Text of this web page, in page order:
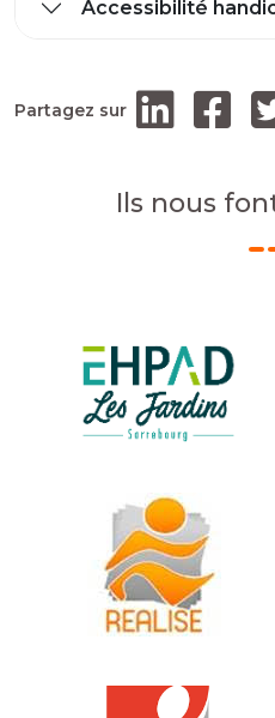
Accessibilité
Partagez sur
Ils nous